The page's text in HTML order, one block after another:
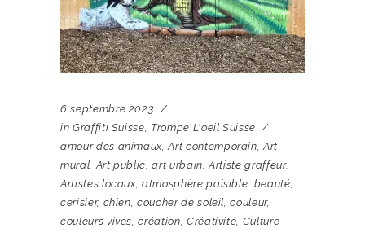
6 septembre 2023
in Graffiti Suisse, Trompe L'oeil Suisse
amour des animaux,Art contemporain,Art
mural,Art public,art urbain,Artiste graffeur,
Artistes locaux,atmosphère paisible, beauté,
cerisier, chien,coucher de soleil,couleur,
couleurs vives,création, Créativité, Culture